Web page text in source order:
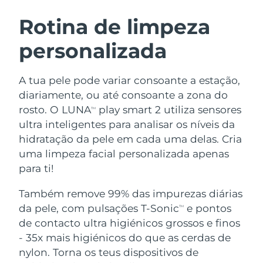
Rotina de limpeza
personalizada
A tua pele pode variar consoante a estação,
diariamente, ou até consoante a zona do
rosto. O LUNATM
play smart 2 utiliza sensores
ultra inteligentes para analisar os níveis da
hidratação da pele em cada uma delas. Cria
uma limpeza facial personalizada apenas
para ti!
Também remove 99% das impurezas diárias
da pele, com pulsações T-SonicTM
e pontos
de contacto ultra higiénicos grossos e finos
- 35x mais higiénicos do que as cerdas de
nylon. Torna os teus dispositivos de
LUNA™ 4 kit
Anti-aging massage
LUNA™ 4 Plus
LUNA™ 4 Men
For men, anti-aging massage
BEAR™ 2 kit
Microcurrent toning
BEAR™ 2 go
BEAR™ 2 eyes & lips
Microcurrent line smoothing device
Hidratação
UFO™ 3 kit
UFO™ 3 LED
Near-infrared and red light therapy
device
Cuidado oral
issa™ 4 plus
Smart hybrid silicone sonic toothbrush
TRATAMENTO ANTIENVELHECIMENTO
FAQ™
Antienvelhecimento Tratamentos LED
NEW
Áustria Entrega prevista
Barein Entrega prevista
Bélgica
Bermudas Entrega prevista 17/08/2026
Bósnia e
Herzegovina
Entrega prevista 14/08/2026
Brunei
Bulgária Entrega prevista11/08/2026
Canadá Entrega prevista15/08/2026
Chile Entrega prevista